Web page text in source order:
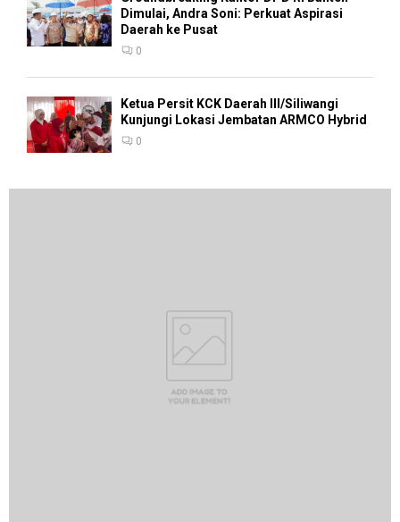
Dimulai, Andra Soni: Perkuat Aspirasi
Daerah ke Pusat
0
Ketua Persit KCK Daerah III/Siliwangi
Kunjungi Lokasi Jembatan ARMCO Hybrid
0